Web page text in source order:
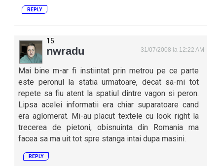
REPLY
nwradu 31/07/2008 la 12:22 AM
Mai bine m-ar fi instiintat prin metrou pe ce parte
este peronul la statia urmatoare, decat sa-mi tot
repete sa fiu atent la spatiul dintre vagon si peron.
Lipsa acelei informatii era chiar suparatoare cand
era aglomerat. Mi-au placut textele cu look right la
trecerea de pietoni, obisnuinta din Romania ma
facea sa ma uit tot spre stanga intai dupa masini.
REPLY